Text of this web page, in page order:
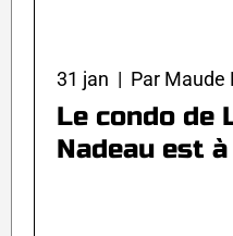
31 jan | Par Maude
Le condo de
Nadeau est